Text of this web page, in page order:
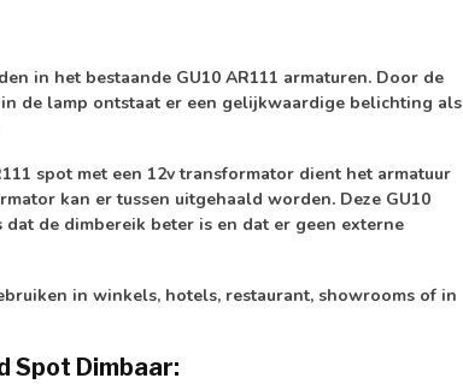
in het bestaande GU10 AR111 armaturen. Door de
de lamp ontstaat er een gelijkwaardige belichting als
spot met een 12v transformator dient het armatuur
kan er tussen uitgehaald worden. Deze GU10
de dimbereik beter is en dat er geen externe
in winkels, hotels, restaurant, showrooms of in
Spot Dimbaar: